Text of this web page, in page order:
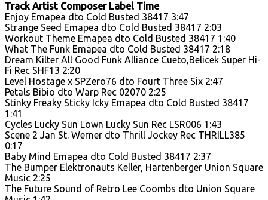
Track Artist Composer Label Time
Enjoy Emapea dto Cold Busted 38417 3:47
Strange Seed Emapea dto Cold Busted 38417 2:03
Workout Theme Emapea dto Cold Busted 38417 1:40
What The Funk Emapea dto Cold Busted 38417 2:18
Dream Kilter All Good Funk Alliance Cueto,Belicek Super Hi-
Fi Rec SHF13 2:20
Level Hostage x SPZero76 dto Fourt Three Six 2:47
Petals Bibio dto Warp Rec 02070 2:25
Stinky Freaky Sticky Icky Emapea dto Cold Busted 38417
1:41
Cycles Lucky Sun Lown Lucky Sun Rec LSR006 1:43
Scene 2 Jan St. Werner dto Thrill Jockey Rec THRILL385
0:17
Baby Mind Emapea dto Cold Busted 38417 2:37
The Bumper Elektronauts Keller, Hartenberger Union Square
Music 2:25
The Future Sound of Retro Lee Coombs dto Union Square